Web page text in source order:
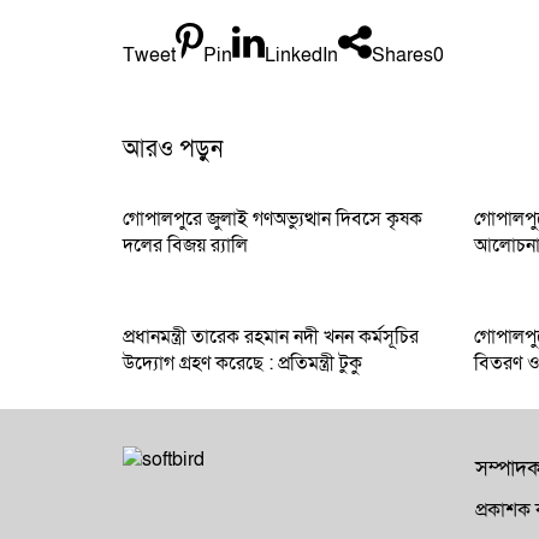
Tweet Pin LinkedIn Shares0
আরও পড়ুন
গোপালপুরে জুলাই গণঅভ্যুত্থান দিবসে কৃষক
দলের বিজয় র‍্যালি
প্রধানমন্ত্রী তারেক রহমান নদী খনন কর্মসূচির
উদ্যোগ গ্রহণ করেছে : প্রতিমন্ত্রী টুকু
বিতরণ ও
প্রকাশক